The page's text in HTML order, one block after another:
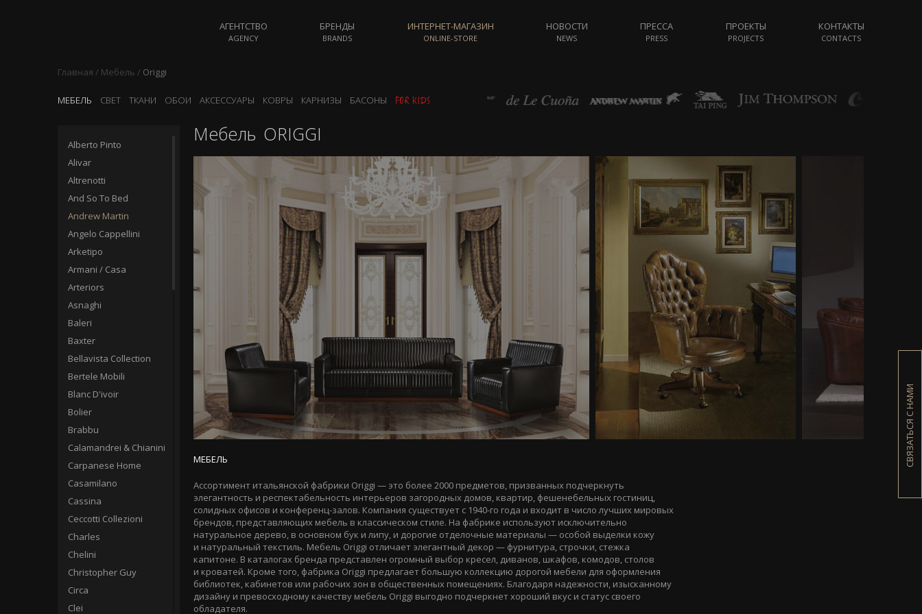
СВЯЗАТЬСЯ С НАМИ
АГЕНТСТВО
AGENCY
БРЕНДЫ
BRANDS
ИНТЕРНЕТ-МАГАЗИН
ONLINE-STORE
НОВОСТИ
NEWS
ПРЕССА
PRESS
ПРОЕКТЫ
PROJECTS
КОНТАКТЫ
CONTACTS
Главная / Мебель / Origgi
МЕБЕЛЬ СВЕТ ТКАНИ ОБОИ АКСЕССУАРЫ КОВРЫ КАРНИЗЫ БАСОНЫ
Alberto Pinto
Alivar
Altrenotti
And So To Bed
Andrew Martin
Angelo Cappellini
Arketipo
Armani / Casa
Arteriors
Asnaghi
Baleri
Baxter
Bellavista Collection
Bertele Mobili
Blanc D'ivoir
Bolier
Brabbu
Calamandrei & Chianini
Carpanese Home
Casamilano
Cassina
Ceccotti Collezioni
Charles
Chelini
Christopher Guy
Circa
Clei
Мебель ORIGGI
МЕБЕЛЬ
Ассортимент итальянской фабрики Origgi — это более 2000 предметов, призванных подчеркнуть
элегантность и респектабельность интерьеров загородных домов, квартир, фешенебельных гостиниц,
солидных офисов и конференц-залов. Компания существует с 1940-го года и входит в число лучших мировых
брендов, представляющих мебель в классическом стиле. На фабрике используют исключительно
натуральное дерево, в основном бук и липу, и дорогие отделочные материалы — особой выделки кожу
и натуральный текстиль. Мебель Origgi отличает элегантный декор — фурнитура, строчки, стежка
капитоне. В каталогах бренда представлен огромный выбор кресел, диванов, шкафов, комодов, столов
и кроватей. Кроме того, фабрика Origgi предлагает большую коллекцию дорогой мебели для оформления
библиотек, кабинетов или рабочих зон в общественных помещениях. Благодаря надежности, изысканному
дизайну и превосходному качеству мебель Origgi выгодно подчеркнет хороший вкус и статус своего
обладателя.